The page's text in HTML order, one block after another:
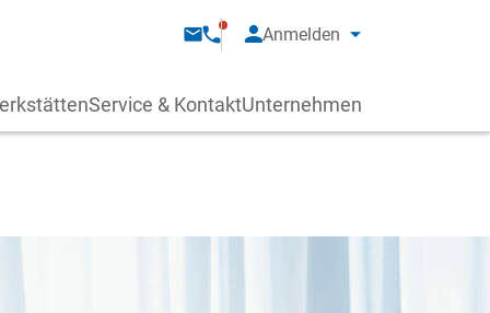
Anmelden
Service & KontaktUnternehmen